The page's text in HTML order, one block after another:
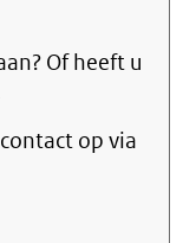
Of heeft u
op via